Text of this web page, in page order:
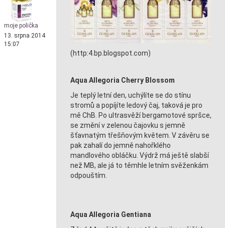
moje polička
13. srpna 2014
15:07
(http:4.bp.blogspot.com)
Aqua Allegoria Cherry Blossom
Je teplý letní den, uchýlíte se do stínu
stromů a popíjíte ledový čaj, taková je pro
mě ChB. Po ultrasvěží bergamotové spršce,
se změní v zelenou čajovku s jemně
šťavnatým třešňovým květem. V závěru se
pak zahalí do jemně nahořklého
mandlového obláčku. Výdrž má ještě slabší
než MB, ale já to těmhle letním svěženkám
odpouštím.
Aqua Allegoria Gentiana